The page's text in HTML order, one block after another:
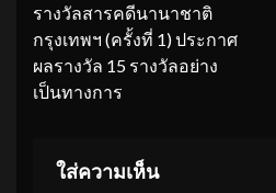
รางวัลสารคดีนานาชาติ
กรุงเทพฯ (ครั้งที่ 1) ประกาศ
ผลรางวัล 15 รางวัลอย่าง
เป็นทางการ
ใส่ความเห็น